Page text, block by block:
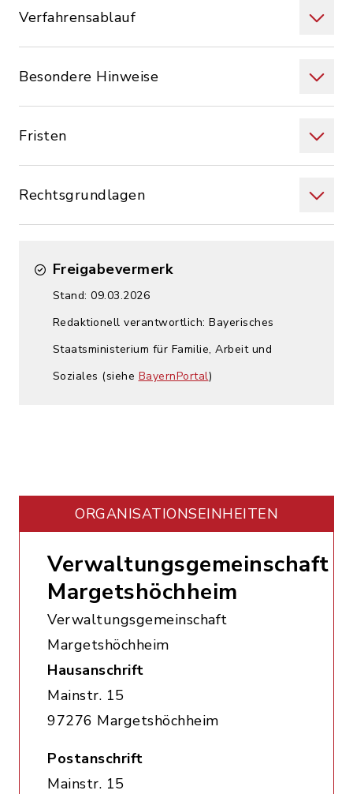
Verfahrensablauf
Besondere Hinweise
Fristen
Rechtsgrundlagen
Freigabevermerk
Stand: 09.03.2026
Redaktionell verantwortlich: Bayerisches
Staatsministerium für Familie, Arbeit und
Soziales (siehe BayernPortal)
ORGANISATIONS­EINHEITEN
Verwaltungsgemeinschaft
Margetshöchheim
Verwaltungsgemeinschaft
Margetshöchheim
Hausanschrift
Mainstr. 15
97276 Margetshöchheim
Postanschrift
Mainstr. 15